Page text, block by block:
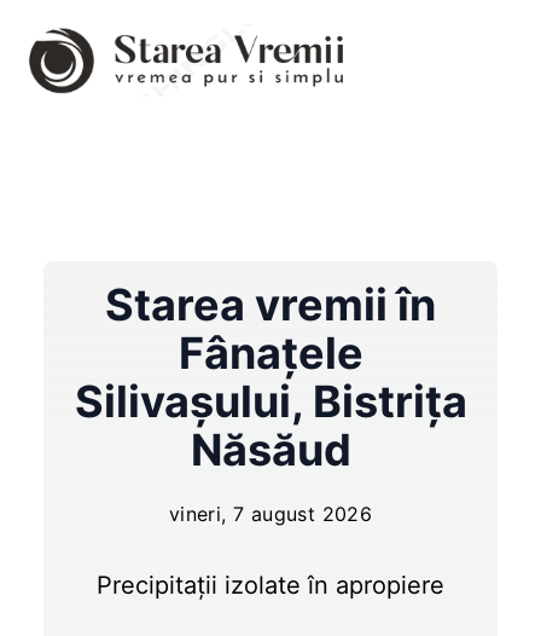
Starea vremii în
Fânaţele
Silivaşului, Bistrița
Năsăud
vineri, 7 august 2026
Precipitații izolate în apropiere